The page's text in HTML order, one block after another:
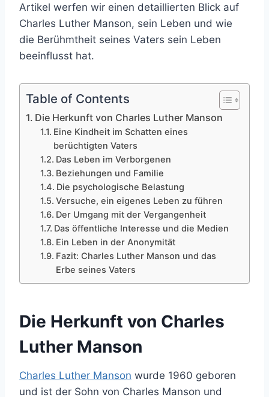
Artikel werfen wir einen detaillierten Blick auf
Charles Luther Manson, sein Leben und wie
die Berühmtheit seines Vaters sein Leben
beeinflusst hat.
Table of Contents
Die Herkunft von Charles Luther Manson
Eine Kindheit im Schatten eines
berüchtigten Vaters
Das Leben im Verborgenen
Beziehungen und Familie
Die psychologische Belastung
Versuche, ein eigenes Leben zu führen
Der Umgang mit der Vergangenheit
Das öffentliche Interesse und die Medien
Ein Leben in der Anonymität
Fazit: Charles Luther Manson und das
Erbe seines Vaters
Die Herkunft von Charles
Luther Manson
Charles Luther Manson wurde 1960 geboren
und ist der Sohn von Charles Manson und